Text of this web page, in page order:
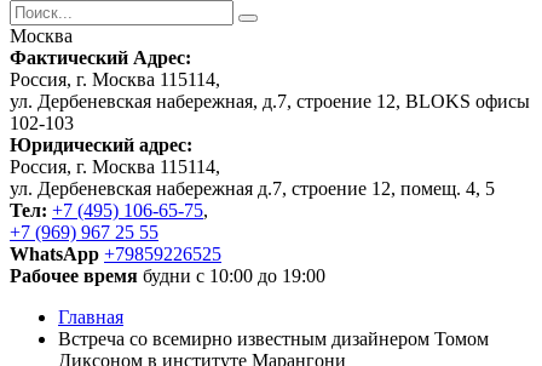
Москва
Фактический Адрес:
Россия, г. Москва 115114,
ул. Дербеневская набережная, д.7, строение 12, BLOKS офисы
102-103
Юридический адрес:
Россия, г. Москва 115114,
ул. Дербеневская набережная д.7, строение 12, помещ. 4, 5
Тел: +7 (495) 106-65-75,
+7 (969) 967 25 55
WhatsApp +79859226525
Рабочее время будни с 10:00 до 19:00
Главная
Встреча со всемирно известным дизайнером Томом
Диксоном в институте Марангони